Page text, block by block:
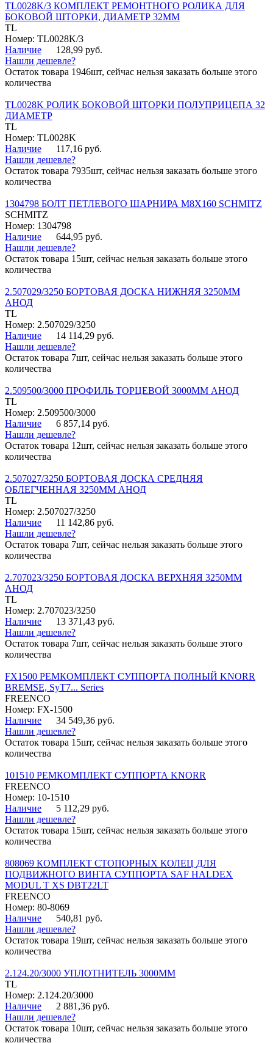
TL0028K/3 КОМПЛЕКТ РЕМОНТНОГО РОЛИКА ДЛЯ
БОКОВОЙ ШТОРКИ, ДИАМЕТР 32ММ
TL
Номер: TL0028K/3
Наличие
128,99 руб.
Нашли дешевле?
Остаток товара 1946шт, сейчас нельзя заказать больше этого
количества
TL0028K РОЛИК БОКОВОЙ ШТОРКИ ПОЛУПРИЦЕПА 32
ДИАМЕТР
TL
Номер: TL0028K
Наличие
117,16 руб.
Нашли дешевле?
Остаток товара 7935шт, сейчас нельзя заказать больше этого
количества
1304798 БОЛТ ПЕТЛЕВОГО ШАРНИРА М8Х160 SCHMITZ
SCHMITZ
Номер: 1304798
Наличие
644,95 руб.
Нашли дешевле?
Остаток товара 15шт, сейчас нельзя заказать больше этого
количества
2.507029/3250 БОРТОВАЯ ДОСКА НИЖНЯЯ 3250ММ
АНОД
TL
Номер: 2.507029/3250
Наличие
14 114,29 руб.
Нашли дешевле?
Остаток товара 7шт, сейчас нельзя заказать больше этого
количества
2.509500/3000 ПРОФИЛЬ ТОРЦЕВОЙ 3000ММ АНОД
TL
Номер: 2.509500/3000
Наличие
6 857,14 руб.
Нашли дешевле?
Остаток товара 12шт, сейчас нельзя заказать больше этого
количества
2.507027/3250 БОРТОВАЯ ДОСКА СРЕДНЯЯ
ОБЛЕГЧЕННАЯ 3250ММ АНОД
TL
Номер: 2.507027/3250
Наличие
11 142,86 руб.
Нашли дешевле?
Остаток товара 7шт, сейчас нельзя заказать больше этого
количества
2.707023/3250 БОРТОВАЯ ДОСКА ВЕРХНЯЯ 3250ММ
АНОД
TL
Номер: 2.707023/3250
Наличие
13 371,43 руб.
Нашли дешевле?
Остаток товара 7шт, сейчас нельзя заказать больше этого
количества
FX1500 РЕМКОМПЛЕКТ СУППОРТА ПОЛНЫЙ KNORR
BREMSE, SyT7... Series
FREENCO
Номер: FX-1500
Наличие
34 549,36 руб.
Нашли дешевле?
Остаток товара 15шт, сейчас нельзя заказать больше этого
количества
101510 РЕМКОМПЛЕКТ СУППОРТА KNORR
FREENCO
Номер: 10-1510
Наличие
5 112,29 руб.
Нашли дешевле?
Остаток товара 15шт, сейчас нельзя заказать больше этого
количества
808069 КОМПЛЕКТ СТОПОРНЫХ КОЛЕЦ ДЛЯ
ПОДВИЖНОГО ВИНТА СУППОРТА SAF HALDEX
MODUL T XS DBT22LT
FREENCO
Номер: 80-8069
Наличие
540,81 руб.
Нашли дешевле?
Остаток товара 19шт, сейчас нельзя заказать больше этого
количества
2.124.20/3000 УПЛОТНИТЕЛЬ 3000ММ
TL
Номер: 2.124.20/3000
Наличие
2 881,36 руб.
Нашли дешевле?
Остаток товара 10шт, сейчас нельзя заказать больше этого
количества